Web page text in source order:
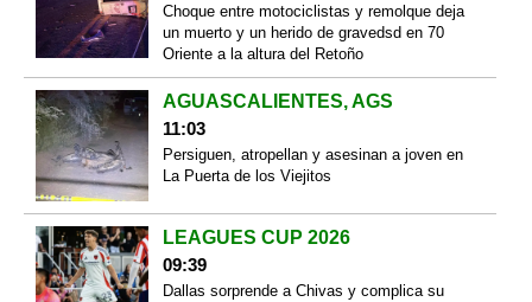
Choque entre motociclistas y remolque deja
un muerto y un herido de gravedsd en 70
Oriente a la altura del Retoño
AGUASCALIENTES, AGS
11:03
Persiguen, atropellan y asesinan a joven en
La Puerta de los Viejitos
LEAGUES CUP 2026
09:39
Dallas sorprende a Chivas y complica su